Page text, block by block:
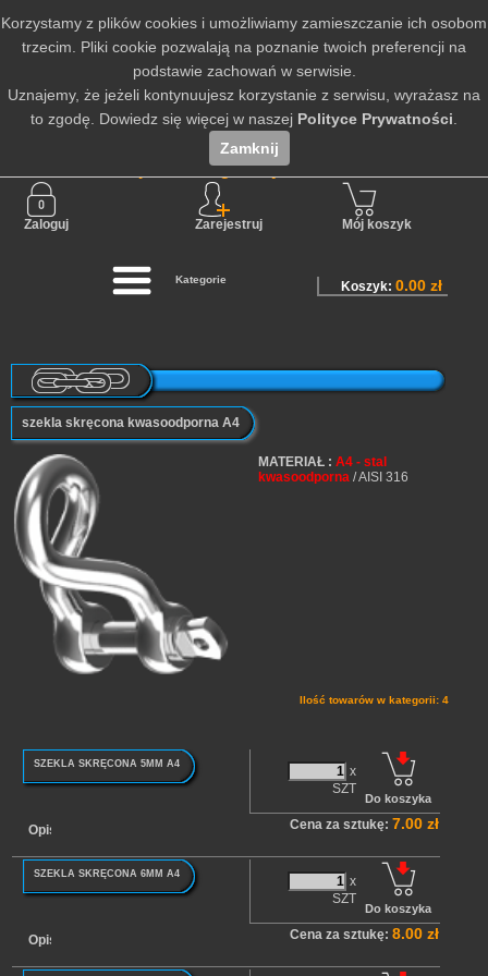
Nie jesteś zalogowany
Zaloguj Zarejestruj Mój koszyk
Kategorie
szekla skręcona kwasoodporna A4
MATERIAŁ : A4 - stal
kwasoodporna/ AISI 316
Ilość towarów w kategorii: 4
SZEKLA SKRĘCONA 5MM A4
Opis
x
SZT
Cena za sztukę: 7.00 zł
SZEKLA SKRĘCONA 6MM A4
Opis
x
SZT
Cena za sztukę: 8.00 zł
Koszyk:0.00 zł
Korzystamy z plików cookies i umożliwiamy zamieszczanie ich osobom
trzecim. Pliki cookie pozwalają na poznanie twoich preferencji na
podstawie zachowań w serwisie.
Uznajemy, że jeżeli kontynuujesz korzystanie z serwisu, wyrażasz na
to zgodę. Dowiedz się więcej w naszej Polityce Prywatności
Zamknij